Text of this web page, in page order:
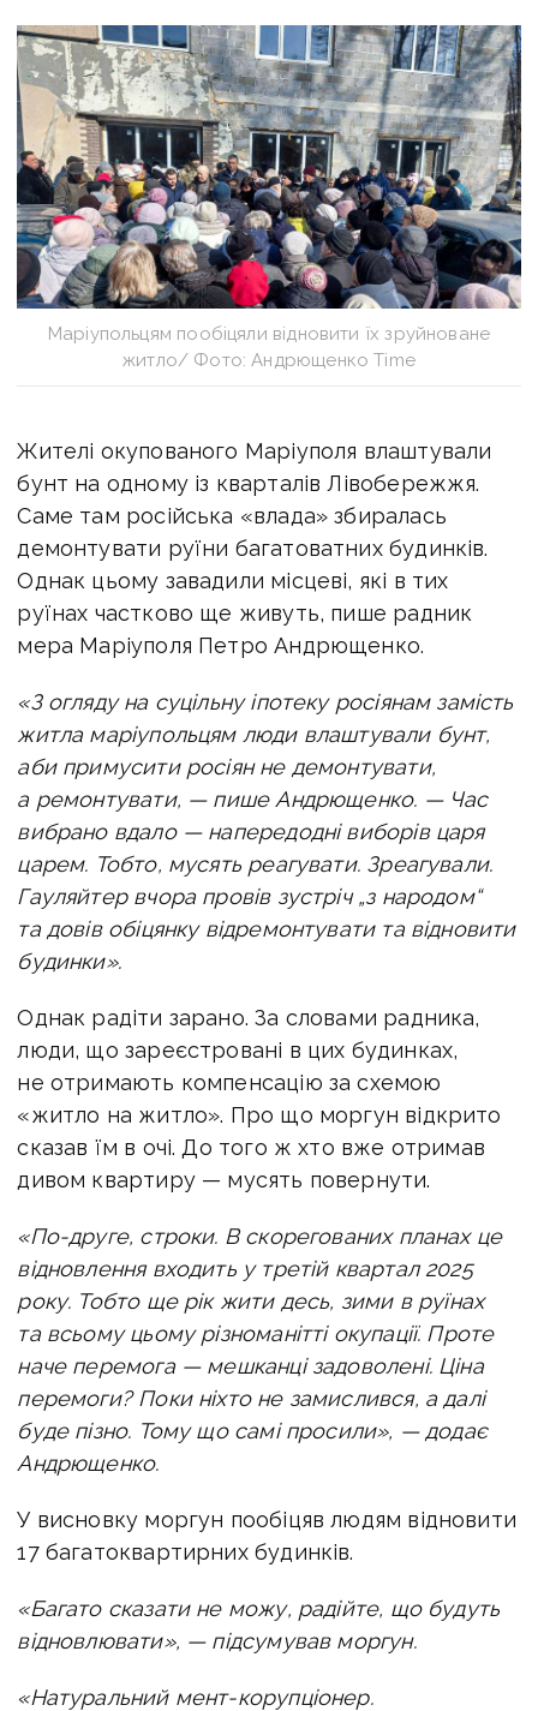
Маріупольцям пообіцяли відновити їх зруйноване
житло/ Фото: Андрющенко Time
Жителі окупованого Маріуполя влаштували
бунт на одному із кварталів Лівобережжя.
Саме там російська «влада» збиралась
демонтувати руїни багатоватних будинків.
Однак цьому завадили місцеві, які в тих
руїнах частково ще живуть, пише радник
мера Маріуполя Петро Андрющенко.
«З огляду на суцільну іпотеку росіянам замість
житла маріупольцям люди влаштували бунт,
аби примусити росіян не демонтувати,
а ремонтувати, — пише Андрющенко. — Час
вибрано вдало — напередодні виборів царя
царем. Тобто, мусять реагувати. Зреагували.
Гауляйтер вчора провів зустріч „з народом“
та довів обіцянку відремонтувати та відновити
будинки».
Однак радіти зарано. За словами радника,
люди, що зареєстровані в цих будинках,
не отримають компенсацію за схемою
«житло на житло». Про що моргун відкрито
сказав їм в очі. До того ж хто вже отримав
дивом квартиру — мусять повернути.
«По-друге, строки. В скорегованих планах це
відновлення входить у третій квартал 2025
року. Тобто ще рік жити десь, зими в руїнах
та всьому цьому різноманітті окупації. Проте
наче перемога — мешканці задоволені. Ціна
перемоги? Поки ніхто не замислився, а далі
буде пізно. Тому що самі просили», — додає
Андрющенко.
У висновку моргун пообіцяв людям відновити
17 багатоквартирних будинків.
«Багато сказати не можу, радійте, що будуть
відновлювати», — підсумував моргун.
«Натуральний мент-корупціонер.